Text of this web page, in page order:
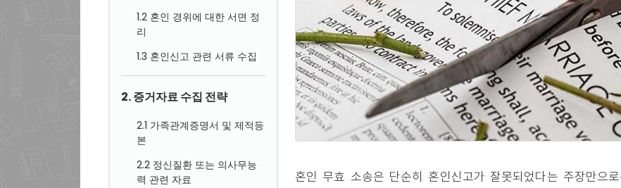
1.2 혼인 경위에 대한 서면 정
리
1.3 혼인신고 관련 서류 수집
2. 증거자료 수집 전략
2.1 가족관계증명서 및 제적등
본
2.2 정신질환 또는 의사무능
력 관련 자료
혼인 무효 소송은 단순히 혼인신고가 잘못되었다는 주장만으